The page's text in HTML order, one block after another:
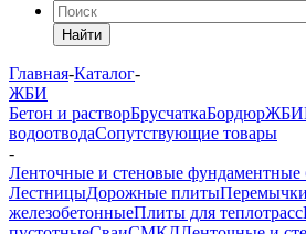
Найти
Главная-Каталог-
ЖБИ
Бетон и растворБрусчаткаБордюрЖБИ
водоотводаСопутствующие товары
-
Ленточные и стеновые фундаментные
ЛестницыДорожные плитыПеремычки
железобетонныеПлиты для теплотрасс